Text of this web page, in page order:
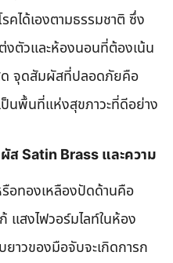
คได้เองตามธรรมชาติ ซึ่ง
งตัวและห้องนอนที่ต้องเน้น
ด จุดสัมผัสที่ปลอดภัยคือ
นพื้นที่แห่งสุขภาวะที่ดีอย่าง
ส Satin Brass และความ
อทองเหลืองปัดด้านคือ
แสงไฟวอร์มไลท์ในห้อง
าวของมือจับจะเกิดการก